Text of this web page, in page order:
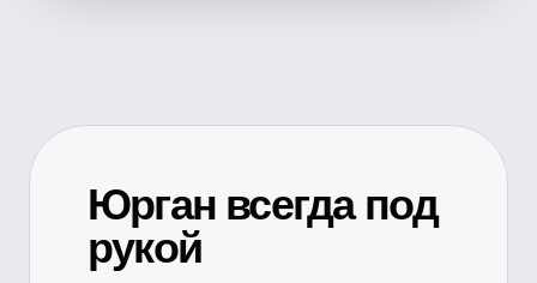
Юрган всегда под
рукой